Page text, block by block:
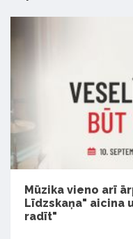
Mūzika vieno arī
Līdzskaņa" aicina
radīt"